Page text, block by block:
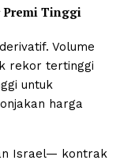
Premi Tinggi
Volume
rekor tertinggi
untuk
harga
Israel— kontrak